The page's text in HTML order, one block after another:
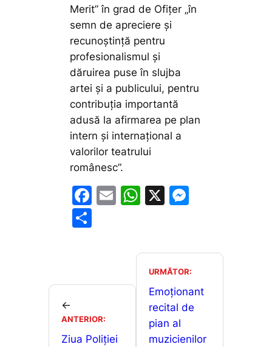
Merit” în grad de Ofiţer „în
semn de apreciere şi
recunoştinţă pentru
profesionalismul şi
dăruirea puse în slujba
artei şi a publicului, pentru
contribuţia importantă
adusă la afirmarea pe plan
intern şi internaţional a
valorilor teatrului
românesc”.
F
o
o
k
E
W
s
A
p
p
X
s
e
n
g
er
z
ă
←
ANTERIOR:
Ziua Poliției
URMĂTOR:
Emoționant
recital de
pian al
muzicienilor